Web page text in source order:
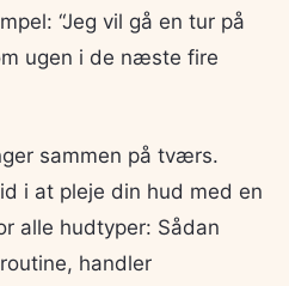
“Jeg vil gå en tur på
ugen i de næste fire
sammen på tværs.
i at pleje din hud med en
alle hudtyper: Sådan
handler